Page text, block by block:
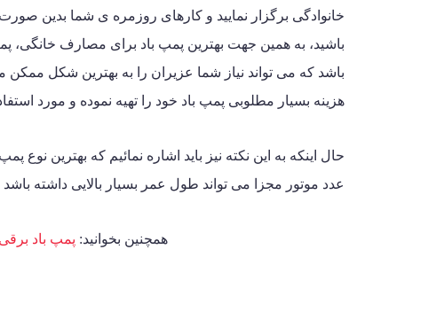
خانوادگی برگزار نمایید و کارهای روزمره ی شما بدین
باشد که می تواند نیاز شما عزیران را به بهترین شکل ممکن
هزینه بسیار مطلوبی پمپ باد خود را تهیه نموده و مورد
حال اینکه به این نکته نیز باید اشاره نمائیم که بهترین نوع
عدد موتور مجزا می تواند طول عمر بسیار بالایی داشته
همچنین بخوانید: پمپ باد